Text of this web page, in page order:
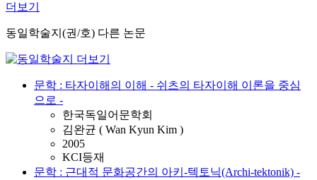
더보기
동일학술지(권/호) 다른 논문
문학 : 타자이해의 이해 - 쉬츠의 타자이해 이론을 중심
으로 -
한국독일어문학회
김완균 ( Wan Kyun Kim )
2005
KCI등재
문학 : 근대적 문화공간의 아키-텍토닉(Archi-tektonik) -